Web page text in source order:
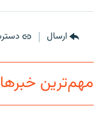
ارسال
مهم‌ترین